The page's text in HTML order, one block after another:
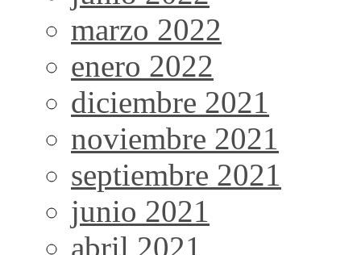
marzo 2022
enero 2022
diciembre 2021
noviembre 2021
septiembre 2021
junio 2021
abril 2021